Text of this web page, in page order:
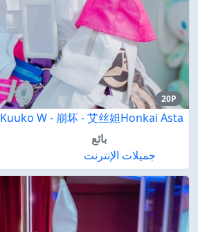
20P
Kuuko W - 崩坏 - 艾丝妲Honkai Asta
بائع
جميلات الإنترنت